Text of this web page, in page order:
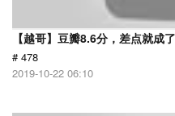
【越哥】豆瓣8.6分，差点就成
# 478
2019-10-22 06:10